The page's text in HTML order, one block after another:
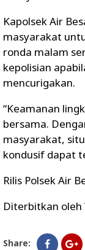
Kapolsek Air
masyarakat
ronda malam
kepolisian
mencurigakan.
“Keamanan
bersama.
masyarakat,
kondusif dapat
Rilis Polsek Air
Diterbitkan oleh
Share: